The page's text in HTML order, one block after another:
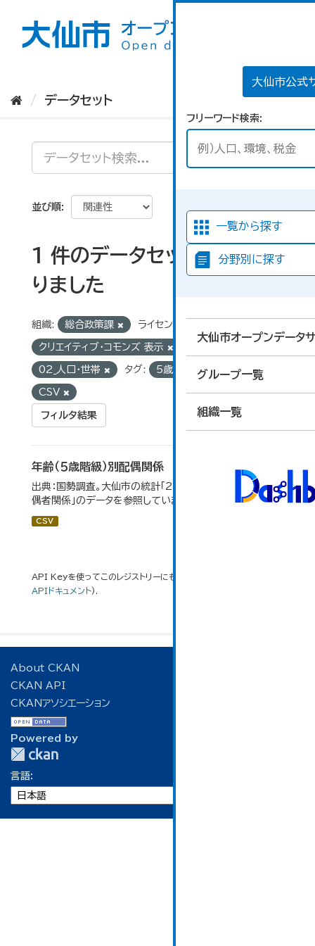
大仙市公式
フリーワード検索
一覧から探す
分野別に探す
大仙市オープンデータ
グループ一覧
組織一覧
データセット
並び順
1 件のデータセットが見つか
りました
組織: 総合政策課 ライセンス:
クリエイティブ・コモンズ 表示
02_人口・世帯 タグ: 5歳階級 フォーマット:
CSV
フィルタ結果
年齢（５歳階級）別配偶関係
出典：国勢調査。大仙市の統計「2-12 年齢（5歳階級）別配
偶者関係」のデータを参照しています。
CSV
API Keyを使ってこのレジストリーにもアクセス可能です
APIドキュメント).
About CKAN
CKAN API
CKANアソシエーション
Powered by
言語